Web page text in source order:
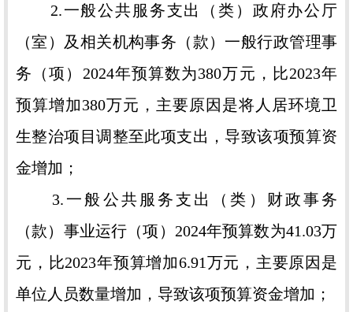
2.一般公共服务支出（类）政府办公厅
（室）及相关机构事务（款）一般行政管理事
务（项）2024年预算数为380万元，比2023年
预算增加380万元，主要原因是将人居环境卫
生整治项目调整至此项支出，导致该项预算资
金增加；
3.一般公共服务支出（类）财政事务
（款）事业运行（项）2024年预算数为41.03万
元，比2023年预算增加6.91万元，主要原因是
单位人员数量增加，导致该项预算资金增加；